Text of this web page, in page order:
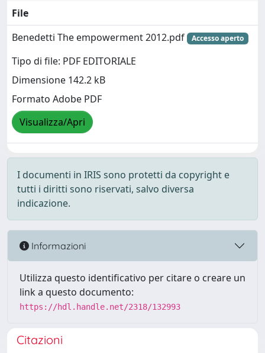
File
Benedetti The empowerment 2012.pdf
Accesso aperto
Tipo di file: PDF EDITORIALE
Dimensione 142.2 kB
Formato Adobe PDF
Visualizza/Apri
I documenti in IRIS sono protetti da copyright e
tutti i diritti sono riservati, salvo diversa
indicazione.
Informazioni
Utilizza questo identificativo per citare o creare un
link a questo documento:
https://hdl.handle.net/2318/132993
Citazioni